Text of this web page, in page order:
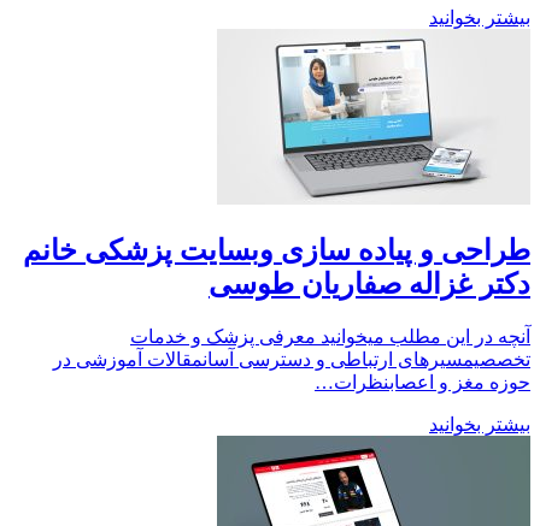
بیشتر بخوانید
طراحی و پیاده سازی وبسایت پزشکی خانم
دکتر غزاله صفاریان طوسی
آنچه در این مطلب میخوانید معرفی پزشک و خدمات
تخصصیمسیرهای ارتباطی و دسترسی آسانمقالات آموزشی در
حوزه مغز و اعصابنظرات…
بیشتر بخوانید